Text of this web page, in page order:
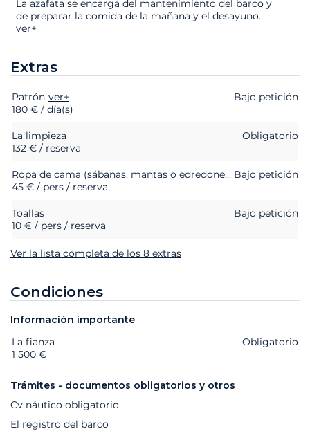
La azafata se encarga del mantenimiento del barco y
de preparar la comida de la mañana y el desayuno....
ver+
Extras
Extras Estado
Patrón ver+
Bajo petición
180 € / día(s)
La limpieza
Obligatorio
132 € / reserva
Ropa de cama (sábanas, mantas o edredones, almohadas y fundas de almohada) Bajo petición
45 € / pers / reserva
Toallas
Bajo petición
10 € / pers / reserva
Ver la lista completa de los 8 extras
Condiciones
Información importante
Extras Estado
La fianza
Obligatorio
1 500 €
Trámites - documentos obligatorios y otros
Cv náutico obligatorio
El registro del barco